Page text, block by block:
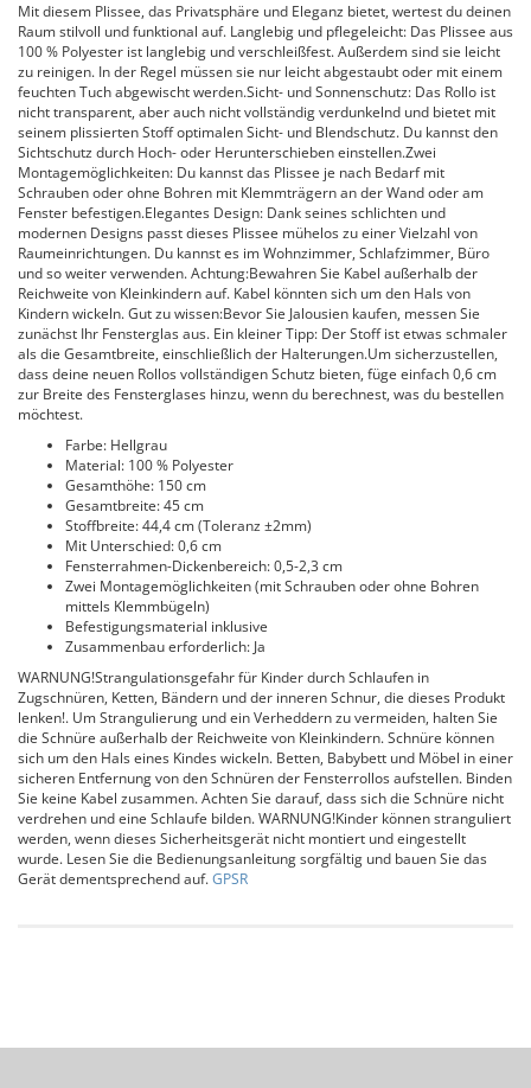
Mit diesem Plissee, das Privatsphäre und Eleganz bietet, wertest du deinen
Raum stilvoll und funktional auf. Langlebig und pflegeleicht: Das Plissee aus
100 % Polyester ist langlebig und verschleißfest. Außerdem sind sie leicht
zu reinigen. In der Regel müssen sie nur leicht abgestaubt oder mit einem
feuchten Tuch abgewischt werden.Sicht- und Sonnenschutz: Das Rollo ist
nicht transparent, aber auch nicht vollständig verdunkelnd und bietet mit
seinem plissierten Stoff optimalen Sicht- und Blendschutz. Du kannst den
Sichtschutz durch Hoch- oder Herunterschieben einstellen.Zwei
Montagemöglichkeiten: Du kannst das Plissee je nach Bedarf mit
Schrauben oder ohne Bohren mit Klemmträgern an der Wand oder am
Fenster befestigen.Elegantes Design: Dank seines schlichten und
modernen Designs passt dieses Plissee mühelos zu einer Vielzahl von
Raumeinrichtungen. Du kannst es im Wohnzimmer, Schlafzimmer, Büro
und so weiter verwenden. Achtung:Bewahren Sie Kabel außerhalb der
Reichweite von Kleinkindern auf. Kabel könnten sich um den Hals von
Kindern wickeln. Gut zu wissen:Bevor Sie Jalousien kaufen, messen Sie
zunächst Ihr Fensterglas aus. Ein kleiner Tipp: Der Stoff ist etwas schmaler
als die Gesamtbreite, einschließlich der Halterungen.Um sicherzustellen,
dass deine neuen Rollos vollständigen Schutz bieten, füge einfach 0,6 cm
zur Breite des Fensterglases hinzu, wenn du berechnest, was du bestellen
möchtest.
Farbe: Hellgrau
Material: 100 % Polyester
Gesamthöhe: 150 cm
Gesamtbreite: 45 cm
Stoffbreite: 44,4 cm (Toleranz ±2mm)
Mit Unterschied: 0,6 cm
Fensterrahmen-Dickenbereich: 0,5-2,3 cm
Zwei Montagemöglichkeiten (mit Schrauben oder ohne Bohren
mittels Klemmbügeln)
Befestigungsmaterial inklusive
Zusammenbau erforderlich: Ja
WARNUNG!Strangulationsgefahr für Kinder durch Schlaufen in
Zugschnüren, Ketten, Bändern und der inneren Schnur, die dieses Produkt
lenken!. Um Strangulierung und ein Verheddern zu vermeiden, halten Sie
die Schnüre außerhalb der Reichweite von Kleinkindern. Schnüre können
sich um den Hals eines Kindes wickeln. Betten, Babybett und Möbel in einer
sicheren Entfernung von den Schnüren der Fensterrollos aufstellen. Binden
Sie keine Kabel zusammen. Achten Sie darauf, dass sich die Schnüre nicht
verdrehen und eine Schlaufe bilden. WARNUNG!Kinder können stranguliert
werden, wenn dieses Sicherheitsgerät nicht montiert und eingestellt
wurde. Lesen Sie die Bedienungsanleitung sorgfältig und bauen Sie das
Gerät dementsprechend auf.GPSR